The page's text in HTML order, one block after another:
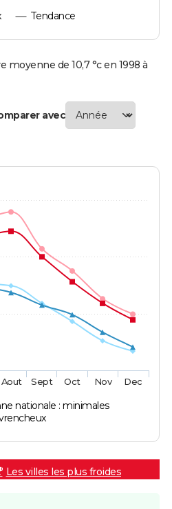
Tendance
de 10,7 °c en 1998 à
avec
nationale : minimales
Aout Sept Oct Nov Dec
Les villes les plus froides